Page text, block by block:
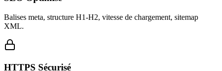
Balises meta, structure H1-H2, vitesse de chargement, sitemap
XML.
HTTPS Sécurisé